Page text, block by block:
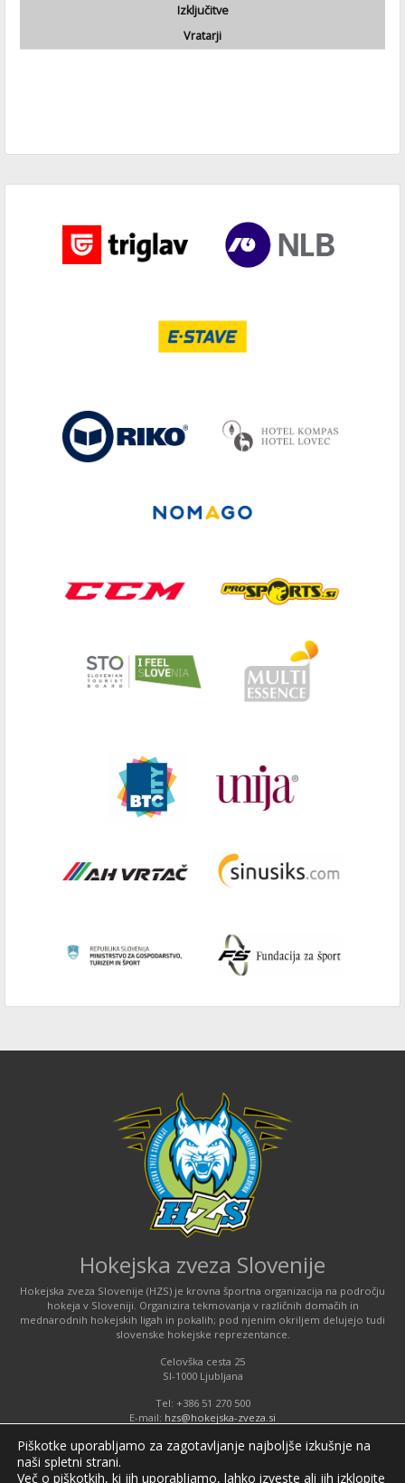
Izključitve
Vratarji
Hokejska zveza Slovenije
Hokejska zveza Slovenije (HZS) je krovna športna organizacija na področju
hokeja v Sloveniji. Organizira tekmovanja v različnih domačih in
mednarodnih hokejskih ligah in pokalih; pod njenim okriljem delujejo tudi
slovenske hokejske reprezentance.
Celovška cesta 25
SI-1000 Ljubljana
Tel: +386 51 270 500
E-mail: hzs@hokejska-zveza.si
Informacije o uporabi spletnih piškotkov
Piškotke uporabljamo za zagotavljanje najboljše izkušnje na
naši spletni strani.
Več o piškotkih, ki jih uporabljamo, lahko izveste ali jih izklopite